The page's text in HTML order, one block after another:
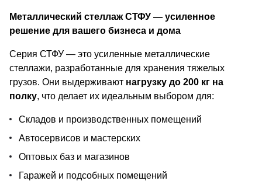
Металлический стеллаж СТФУ — усиленное
решение для вашего бизнеса и дома
Серия СТФУ — это усиленные металлические
стеллажи, разработанные для хранения тяжелых
грузов. Они выдерживают нагрузку до 200 кг на
полку, что делает их идеальным выбором для:
Складов и производственных помещений
Автосервисов и мастерских
Оптовых баз и магазинов
Гаражей и подсобных помещений